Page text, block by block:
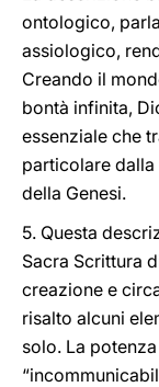
ontologico,
assiologico,
Creando il
bontà infinita,
essenziale che
particolare
della Genesi.
5. Questa
Sacra Scrittura
creazione e
risalto alcuni
solo. La